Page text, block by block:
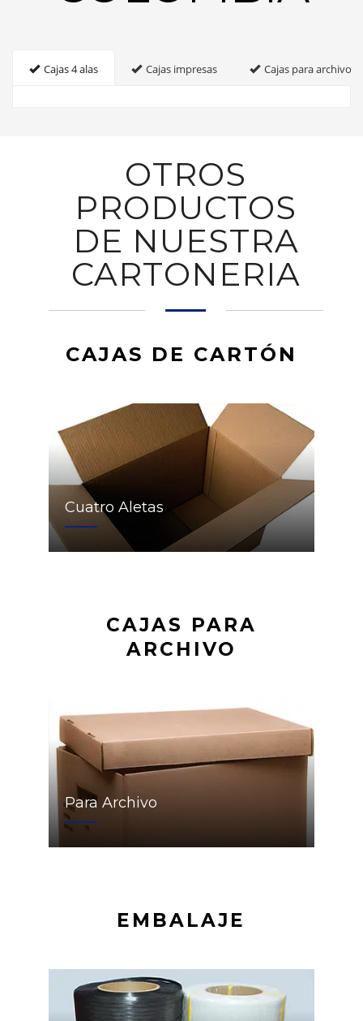
Cajas 4 alas Cajas impresas Cajas para archivo
OTROS
PRODUCTOS
DE NUESTRA
CARTONERIA
CAJAS DE CARTÓN
Cuatro Aletas
CAJAS PARA
ARCHIVO
Para Archivo
EMBALAJE